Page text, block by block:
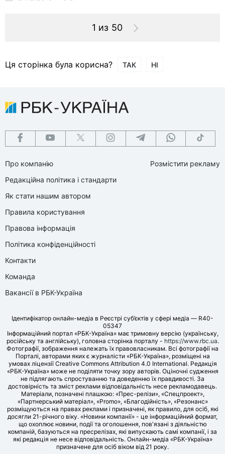
1 из 50
Ця сторінка була корисна? ТАК НІ
Про компанію
Редакційна політика і стандарти
Як стати нашим автором
Правила користування
Правова інформація
Політика конфіденційності
Контакти
Команда
Вакансії в РБК-Україна
Розмістити рекламу
Ідентифікатор онлайн-медіа в Реєстрі суб’єктів у сфері медіа — R40-
05347
Інформаційний портал «РБК-Україна» має тримовну версію (українську,
російську та англійську), головна сторінка порталу - https://www.rbc.ua.
Фотографії, зображення належать їх правовласникам. Всі фотографії на
Порталі, авторами яких є журналісти «РБК-Україна», розміщені на
умовах ліцензії Creative Commons Attribution 4.0 International. Редакція
«РБК-Україна» може не поділяти точку зору авторів. Оціночні судження
не підлягають спростуванню та доведенню їх правдивості. За
достовірність та зміст реклами відповідальність несе рекламодавець.
Матеріали, позначені плашкою: «Прес-релізи», «Спецпроект»,
«Партнерський матеріал», «Promo», «Благодійність», «Резонанс»
розміщуються на правах реклами і призначені, як правило, для осіб, які
досягли 21-річного віку. «Новини компанії» - це інформаційний формат,
що охоплює новини, події та оголошення, пов'язані з діяльністю
компаній, базуються на пресрелізах, які випускають самі компанії, і за
які редакція не несе відповідальність. Онлайн-медіа «РБК-Україна»
призначене для осіб віком від 21 року.